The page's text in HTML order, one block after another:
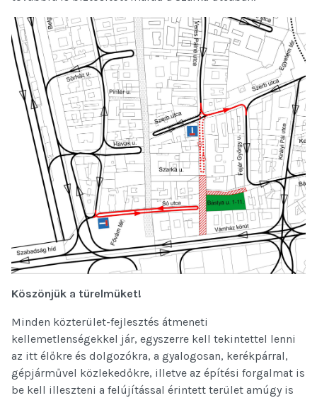
Köszönjük a türelmüket!
Minden közterület-fejlesztés átmeneti
kellemetlenségekkel jár, egyszerre kell tekintettel lenni
az itt élőkre és dolgozókra, a gyalogosan, kerékpárral,
gépjárművel közlekedőkre, illetve az építési forgalmat is
be kell illeszteni a felújítással érintett terület amúgy is